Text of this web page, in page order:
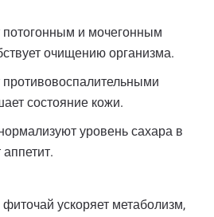
потогонным и мочегонным
очищению организма.
противовоспалительными
состояние кожи.
уровень сахара в
фиточай ускоряет метаболизм,